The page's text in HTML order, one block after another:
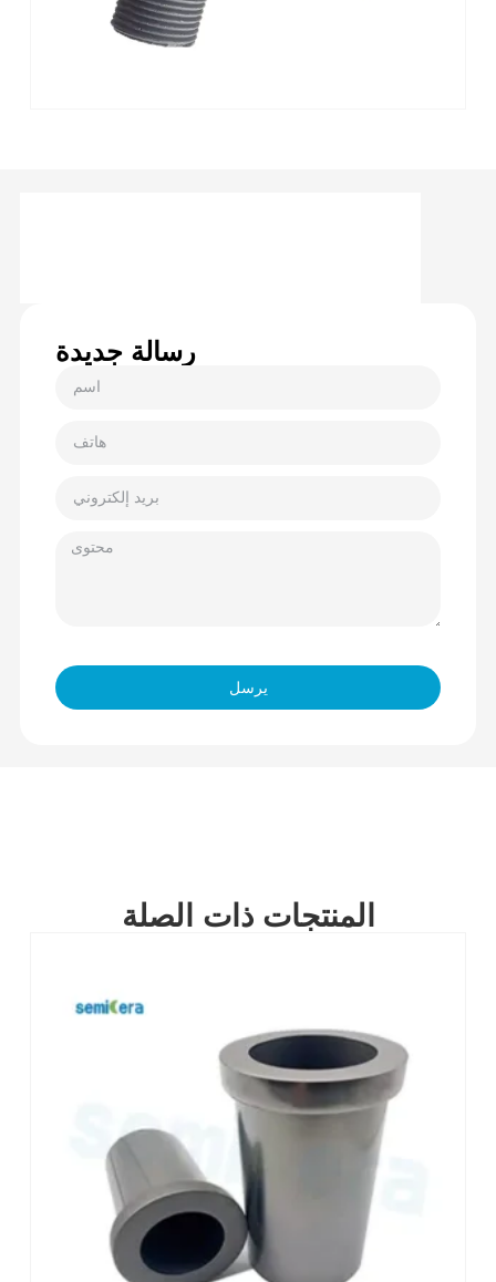
رسالة جديدة
يرسل
المنتجات ذات الصلة